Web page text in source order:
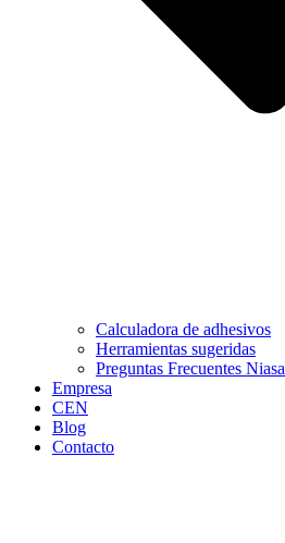
Calculadora de adhesivos
Herramientas sugeridas
Preguntas Frecuentes Niasa
Empresa
CEN
Blog
Contacto